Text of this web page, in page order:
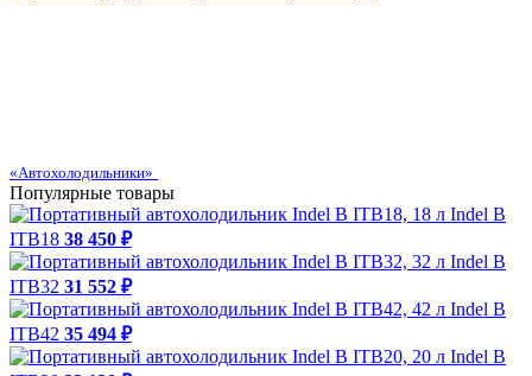
«Автохолодильники»
Популярные товары
Indel B
ITB18 38 450 ₽
Indel B
ITB32 31 552 ₽
Indel B
ITB42 35 494 ₽
Indel B